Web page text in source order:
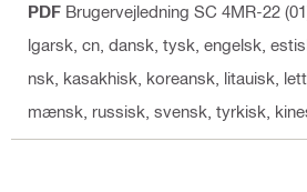
PDF Brugervejledning SC 4MR-22
lgarsk, cn, dansk, tysk, engelsk,
nsk, kasakhisk, koreansk, litauisk,
mænsk, russisk, svensk, tyrkisk,